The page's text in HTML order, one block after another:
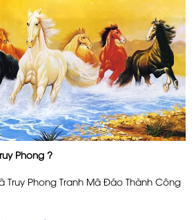
Phong ?
Truy Phong Tranh Mã Đáo Thành Công